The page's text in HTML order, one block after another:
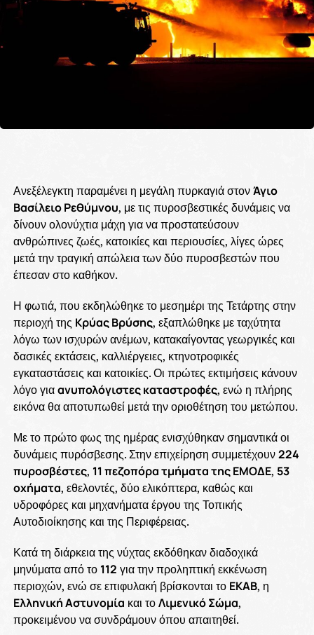
Ανεξέλεγκτη παραμένει η μεγάλη πυρκαγιά στονΆγιο
Βασίλειο Ρεθύμνου, με τις πυροσβεστικές δυνάμεις να
δίνουν ολονύχτια μάχη για να προστατεύσουν
ανθρώπινες ζωές, κατοικίες και περιουσίες, λίγες ώρες
μετά την τραγική απώλεια των δύο πυροσβεστών που
έπεσαν στο καθήκον.
Η φωτιά, που εκδηλώθηκε το μεσημέρι της Τετάρτης στην
περιοχή της Κρύας Βρύσης, εξαπλώθηκε με ταχύτητα
λόγω των ισχυρών ανέμων, κατακαίγοντας γεωργικές και
δασικές εκτάσεις, καλλιέργειες, κτηνοτροφικές
εγκαταστάσεις και κατοικίες. Οι πρώτες εκτιμήσεις κάνουν
λόγο γιαανυπολόγιστες καταστροφές, ενώ η πλήρης
εικόνα θα αποτυπωθεί μετά την οριοθέτηση του μετώπου.
Με το πρώτο φως της ημέρας ενισχύθηκαν σημαντικά οι
δυνάμεις πυρόσβεσης. Στην επιχείρηση συμμετέχουν224
πυροσβέστες, 11 πεζοπόρα τμήματα της ΕΜΟΔΕ, 53
οχήματα, εθελοντές, δύο ελικόπτερα, καθώς και
υδροφόρες και μηχανήματα έργου της Τοπικής
Αυτοδιοίκησης και της Περιφέρειας.
Κατά τη διάρκεια της νύχτας εκδόθηκαν διαδοχικά
μηνύματα από το 112 για την προληπτική εκκένωση
περιοχών, ενώ σε επιφυλακή βρίσκονται το ΕΚΑΒ, η
Ελληνική Αστυνομία και τοΛιμενικό Σώμα,
προκειμένου να συνδράμουν όπου απαιτηθεί.